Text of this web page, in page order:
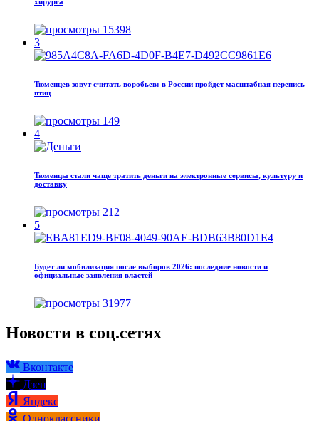
15398
3
Тюменцев зовут считать воробьев: в России пройдет масштабная перепись
птиц
149
4
Тюменцы стали чаще тратить деньги на электронные сервисы, культуру и
доставку
212
5
Будет ли мобилизация после выборов 2026: последние новости и
официальные заявления властей
31977
Новости в соц.сетях
Вконтакте
Дзен
Яндекс